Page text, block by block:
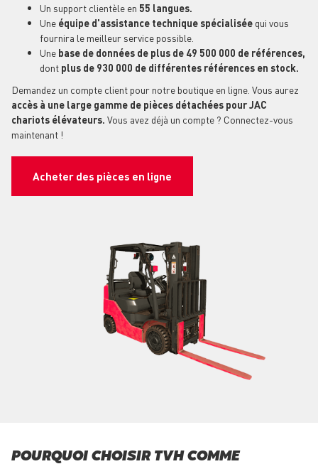
Un support clientèle en 55 langues.
Une équipe d'assistance technique spécialisée qui vous
fournira le meilleur service possible.
Une base de données de plus de 49 500 000 de références,
dont plus de 930 000 de différentes références en stock.
Demandez un compte client pour notre boutique en ligne. Vous aurez
accès à une large gamme de pièces détachées pour JAC
chariots élévateurs. Vous avez déjà un compte ? Connectez-vous
maintenant !
Acheter des pièces en ligne
POURQUOI CHOISIR TVH COMME